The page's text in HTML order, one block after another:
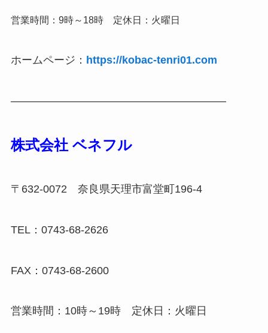
営業時間：9時～18時 定休日：火曜日
ホームページ： https://kobac-tenri01.com
————————————————————
株式会社 ベネフル
〒632-0072 奈良県天理市富堂町196-4
TEL：0743-68-2626
FAX：0743-68-2600
営業時間：10時～19時 定休日：火曜日